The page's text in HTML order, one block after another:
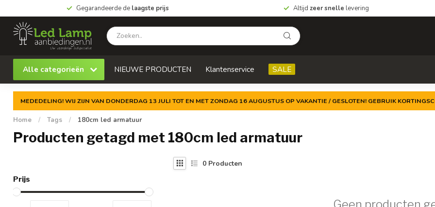
Gegarandeerde de laagste prijs Altijd zeer snelle levering
Alle categorieën NIEUWE PRODUCTEN Klantenservice SALE
MEDEDELING! WIJ ZIJN VAN DONDERDAG 13 JULI TOT EN MET ZONDAG 16 AUGUSTUS OP VAKANTIE / GESLOTEN! GEBRUIK
Home / Tags / 180cm led armatuur
Producten getagd met 180cm led armatuur
Prijs
0 Producten